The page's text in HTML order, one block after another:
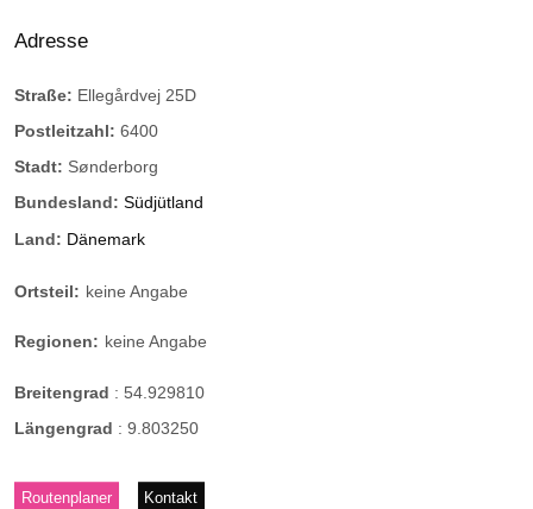
Adresse
Straße: Ellegårdvej 25D
Postleitzahl: 6400
Stadt: Sønderborg
Bundesland: Südjütland
Land: Dänemark
Ortsteil: keine Angabe
Regionen: keine Angabe
Breitengrad : 54.929810
Längengrad : 9.803250
Routenplaner Kontakt